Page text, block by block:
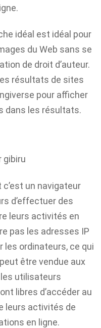
idéal est idéal pour
du Web sans se
de droit d’auteur.
résultats de sites
pour afficher
dans les résultats.
un navigateur
d’effectuer des
leurs activités en
pas les adresses IP
les ordinateurs, ce qui
être vendue aux
utilisateurs
libres d’accéder au
leurs activités de
en ligne.